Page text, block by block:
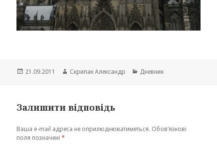
Опубліковано
21.09.2011 Автор
Скрипак Александр Категорії
Дневник
Залишити відповідь
Ваша e-mail адреса не оприлюднюватиметься. Обов’язкові
поля позначені*